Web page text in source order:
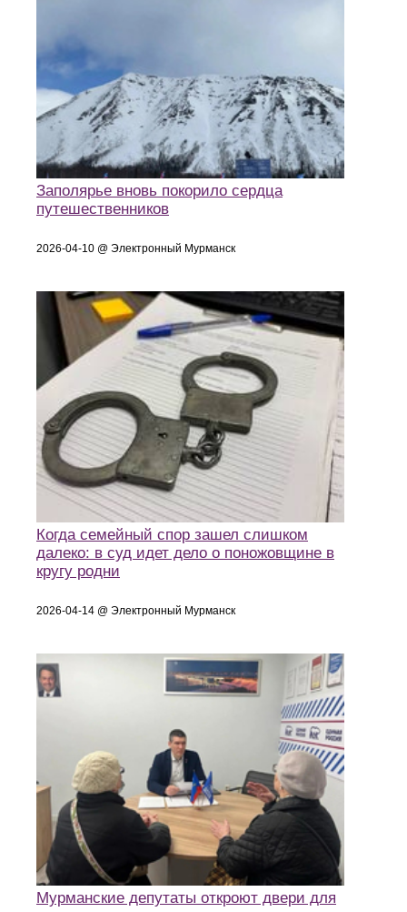
Заполярье вновь покорило сердца
путешественников
2026-04-10 @ Электронный Мурманск
Когда семейный спор зашел слишком
далеко: в суд идет дело о поножовщине в
кругу родни
2026-04-14 @ Электронный Мурманск
Мурманские депутаты откроют двери для